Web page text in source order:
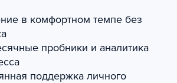
в комфортном темпе без
пробники и аналитика
поддержка личного